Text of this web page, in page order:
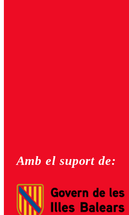
Amb el suport de: